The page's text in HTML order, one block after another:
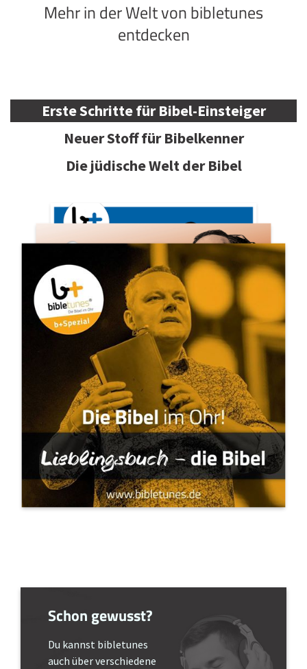
Mehr in der Welt von bibletunes
entdecken
Erste Schritte für Bibel-Einsteiger
Neuer Stoff für Bibelkenner
Die jüdische Welt der Bibel
Schon gewusst?
Du kannst bibletunes
auch über verschiedene